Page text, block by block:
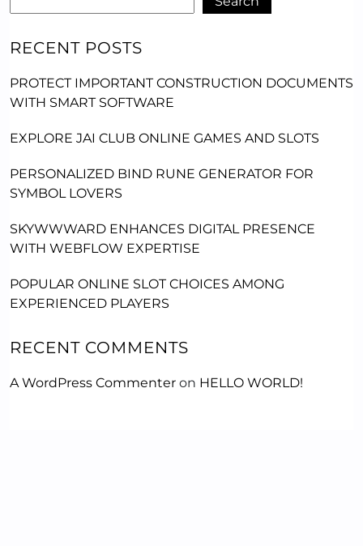
RECENT POSTS
PROTECT IMPORTANT CONSTRUCTION DOCUMENTS
WITH SMART SOFTWARE
EXPLORE JAI CLUB ONLINE GAMES AND SLOTS
PERSONALIZED BIND RUNE GENERATOR FOR
SYMBOL LOVERS
SKYWWWARD ENHANCES DIGITAL PRESENCE
WITH WEBFLOW EXPERTISE
POPULAR ONLINE SLOT CHOICES AMONG
EXPERIENCED PLAYERS
RECENT COMMENTS
A WordPress Commenter on HELLO WORLD!